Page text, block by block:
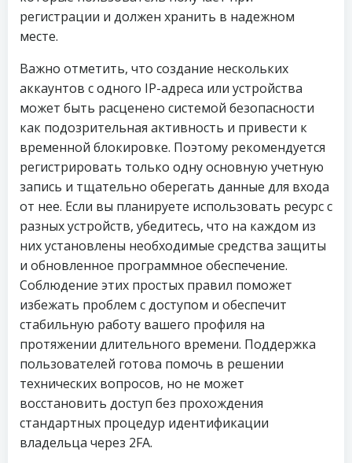
регистрации и должен хранить в надежном
месте.
Важно отметить, что создание нескольких
аккаунтов с одного IP-адреса или устройства
может быть расценено системой безопасности
как подозрительная активность и привести к
временной блокировке. Поэтому рекомендуется
регистрировать только одну основную учетную
запись и тщательно оберегать данные для входа
от нее. Если вы планируете использовать ресурс с
разных устройств, убедитесь, что на каждом из
них установлены необходимые средства защиты
и обновленное программное обеспечение.
Соблюдение этих простых правил поможет
избежать проблем с доступом и обеспечит
стабильную работу вашего профиля на
протяжении длительного времени. Поддержка
пользователей готова помочь в решении
технических вопросов, но не может
восстановить доступ без прохождения
стандартных процедур идентификации
владельца через 2FA.